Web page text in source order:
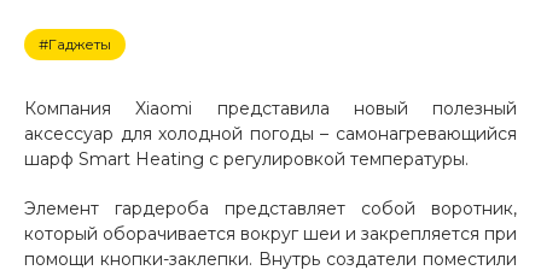
Сегодня
Добавляйте товары
в корзину
#Гаджеты
Компания Xiaomi представила новый полезный
аксессуар для холодной погоды – самонагревающийся
шарф Smart Heating с регулировкой температуры.
Элемент гардероба представляет собой воротник,
который оборачивается вокруг шеи и закрепляется при
помощи кнопки-заклепки. Внутрь создатели поместили